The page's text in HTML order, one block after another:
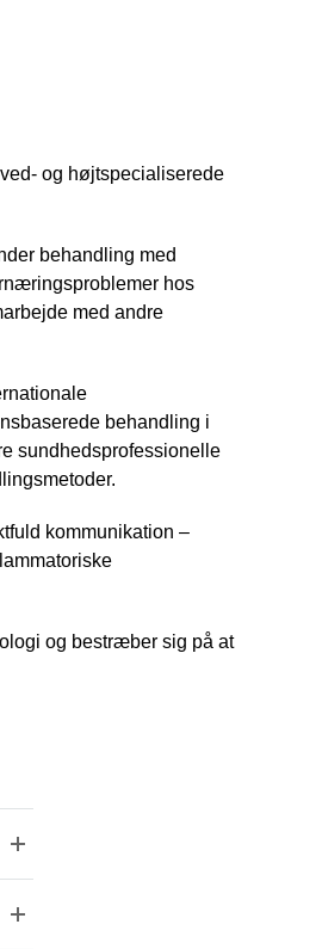
og højtspecialiserede
behandling med
hos
med andre
behandling i
sundhedsprofessionelle
kommunikation –
og bestræber sig på at